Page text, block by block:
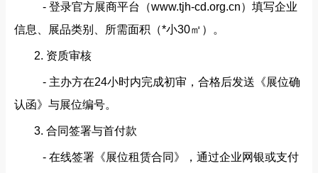
- 登录官方展商平台（www.tjh-cd.org.cn）填写企业
信息、展品类别、所需面积（*小30㎡）。
2. 资质审核
- 主办方在24小时内完成初审，合格后发送《展位确
认函》与展位编号。
3. 合同签署与首付款
- 在线签署《展位租赁合同》，通过企业网银或支付